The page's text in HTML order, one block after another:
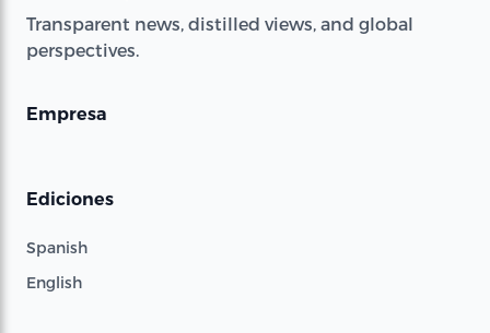
Transparent news, distilled views, and global
perspectives.
Empresa
Ediciones
Spanish
English